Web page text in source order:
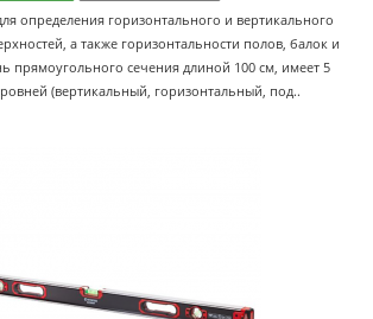
определения горизонтального и вертикального
а также горизонтальности полов, балок и
прямоугольного сечения длиной 100 см, имеет 5
(вертикальный, горизонтальный, под..